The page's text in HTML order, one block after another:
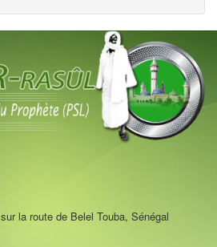
la route de Belel Touba, Sénégal